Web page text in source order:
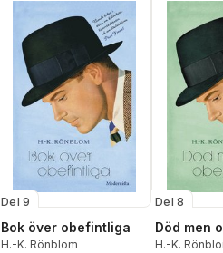
Del 9
Bok över obefintliga
H.-K. Rönblom
Del 8
Död men
H.-K.